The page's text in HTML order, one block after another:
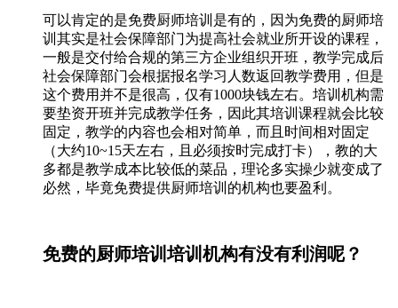
可以肯定的是免费厨师培训是有的，因为免费的厨师培
训其实是社会保障部门为提高社会就业所开设的课程，
一般是交付给合规的第三方企业组织开班，教学完成后
社会保障部门会根据报名学习人数返回教学费用，但是
这个费用并不是很高，仅有1000块钱左右。培训机构需
要垫资开班并完成教学任务，因此其培训课程就会比较
固定，教学的内容也会相对简单，而且时间相对固定
（大约10~15天左右，且必须按时完成打卡），教的大
多都是教学成本比较低的菜品，理论多实操少就变成了
必然，毕竟免费提供厨师培训的机构也要盈利。
免费的厨师培训培训机构有没有利润呢？